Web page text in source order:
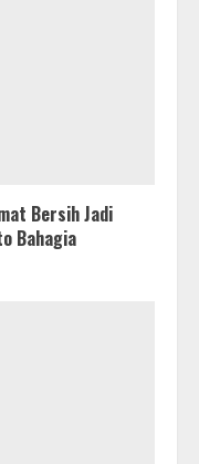
Bersih Jadi
Bahagia